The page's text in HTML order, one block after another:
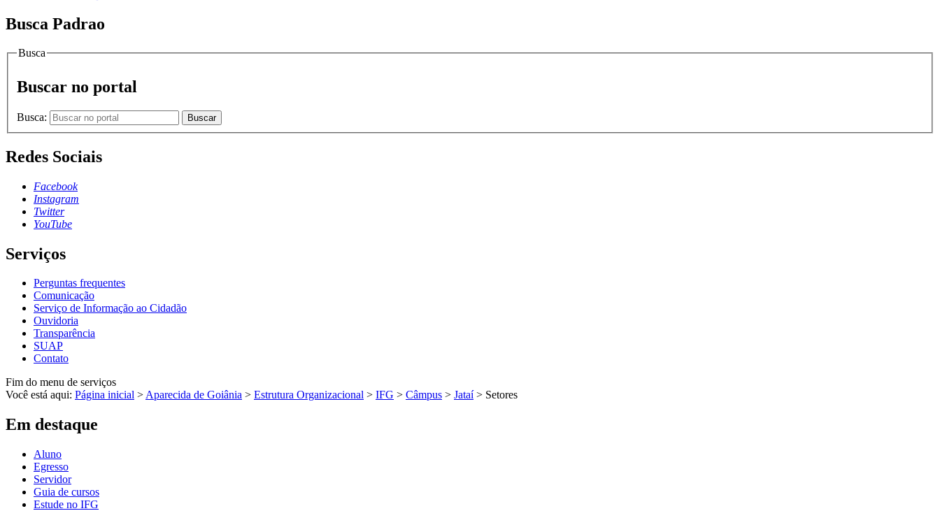
Busca Padrao
Busca
Buscar no portal
Busca: Buscar
Redes Sociais
Facebook
Instagram
Twitter
YouTube
Serviços
Perguntas frequentes
Comunicação
Serviço de Informação ao Cidadão
Ouvidoria
Transparência
SUAP
Contato
Fim do menu de serviços
Você está aqui: Página inicial >Aparecida de Goiânia > Estrutura Organizacional > IFG > Câmpus > Jataí > Setores
Em destaque
Aluno
Egresso
Servidor
Guia de cursos
Estude no IFG